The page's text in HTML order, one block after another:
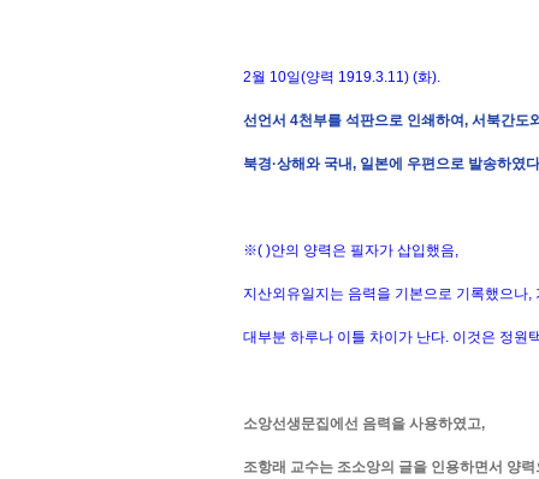
2월 10일(양력 1919.3.11) (화).
선언서 4천부를 석판으로 인쇄하여, 서북간도
북경·상해와 국내, 일본에 우편으로 발송하였
※( )안의 양력은 필자가 삽입했음,
지산외유일지는 음력을 기본으로 기록했으나
대부분 하루나 이틀 차이가 난다. 이것은 정원
소앙선생문집에선 음력을 사용하였고,
조항래 교수는 조소앙의 글을 인용하면서 양